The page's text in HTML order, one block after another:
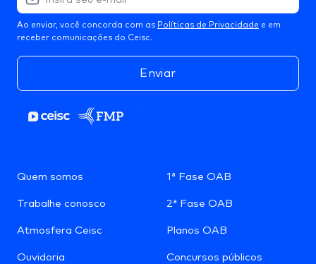
Quem somos
Trabalhe conosco
Atmosfera Ceisc
Ouvidoria
1ª Fase OAB
2ª Fase OAB
Planos OAB
Concursos públicos
Ao enviar, você concorda com as Políticas de Privacidade e em
receber comunicações do Ceisc.
Enviar